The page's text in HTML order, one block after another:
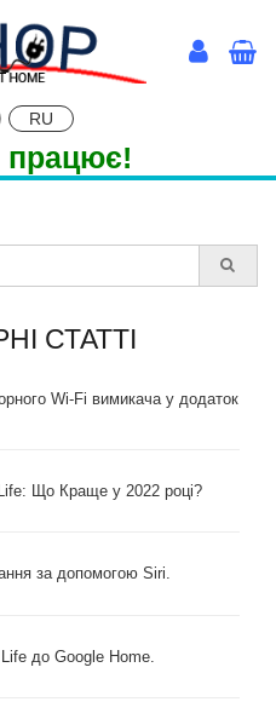
RU
працює!
СТАТТІ
Wi-Fi вимикача у додаток
Що Краще у 2022 році?
за допомогою Siri.
до Google Home.